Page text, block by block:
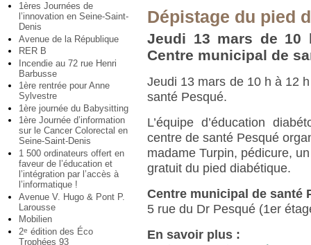
1ères Journées de
l’innovation en Seine-Saint-
Denis
Avenue de la République
RER B
Incendie au 72 rue Henri
Barbusse
1ère rentrée pour Anne
Sylvestre
1ère journée du Babysitting
1ère Journée d’information
sur le Cancer Colorectal en
Seine-Saint-Denis
1 500 ordinateurs offert en
faveur de l’éducation et
l’intégration par l’accès à
l’informatique !
Avenue V. Hugo & Pont P.
Larousse
Mobilien
2e édition des Éco
Trophées 93
Dépistage du pied
Jeudi 13 mars de
Centre municipal de
Jeudi 13 mars de 10 h à 12
santé Pesqué.
L’équipe d’éducation
centre de santé Pesqué
madame Turpin, pédicure,
gratuit du pied diabétique.
Centre municipal de santé
5 rue du Dr Pesqué (1er
En savoir plus :